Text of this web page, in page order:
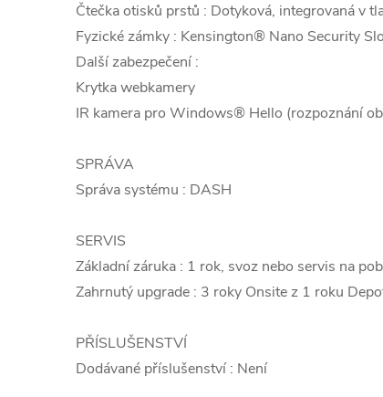
Čtečka otisků prstů : Dotyková, integrovaná v
Fyzické zámky : Kensington® Nano Security
Další zabezpečení :
Krytka webkamery
IR kamera pro Windows® Hello (rozpoznání
SPRÁVA
Správa systému : DASH
SERVIS
Základní záruka : 1 rok, svoz nebo servis na
Zahrnutý upgrade : 3 roky Onsite z 1 roku
PŘÍSLUŠENSTVÍ
Dodávané příslušenství : Není